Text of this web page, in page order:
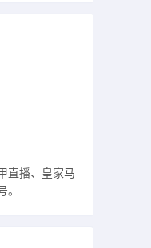
直播、皇家马